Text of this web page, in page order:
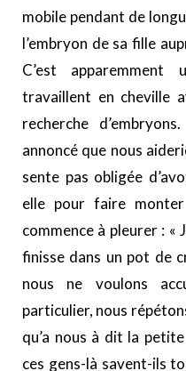
mobile pendant de
l’embryon de sa fille
C’est
travaillent en cheville
recherche
annoncé que nous
sente pas obligée
elle pour faire
commence à pleurer : «
finisse dans un pot de
nous ne voulons
particulier, nous
qu’a nous à dit la
ces gens-là savent-ils